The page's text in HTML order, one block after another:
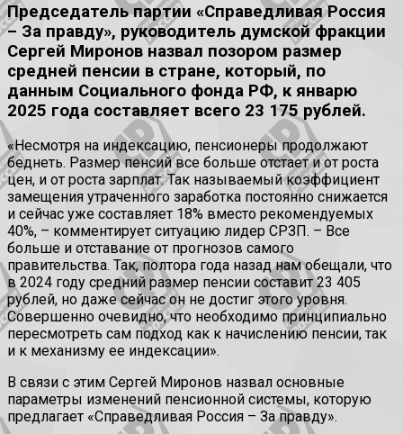
Председатель партии «Справедливая Россия
– За правду», руководитель думской фракции
Сергей Миронов назвал позором размер
средней пенсии в стране, который, по
данным Социального фонда РФ, к январю
2025 года составляет всего 23 175 рублей.
«Несмотря на индексацию, пенсионеры продолжают
беднеть. Размер пенсий все больше отстает и от роста
цен, и от роста зарплат. Так называемый коэффициент
замещения утраченного заработка постоянно снижается
и сейчас уже составляет 18% вместо рекомендуемых
40%, – комментирует ситуацию лидер СРЗП. – Все
больше и отставание от прогнозов самого
правительства. Так, полтора года назад нам обещали, что
в 2024 году средний размер пенсии составит 23 405
рублей, но даже сейчас он не достиг этого уровня.
Совершенно очевидно, что необходимо принципиально
пересмотреть сам подход как к начислению пенсии, так
и к механизму ее индексации».
В связи с этим Сергей Миронов назвал основные
параметры изменений пенсионной системы, которую
предлагает «Справедливая Россия – За правду».